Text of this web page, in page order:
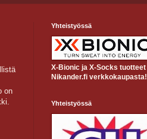
on
Yhteistyössä
X-Bionic ja X-Socks tuotteet
Nikander.fi verkkokaupasta!
Yhteistyössä